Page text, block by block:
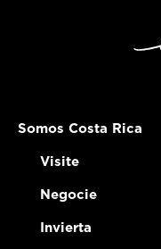
Somos Costa Rica
Visite
Negocie
Invierta